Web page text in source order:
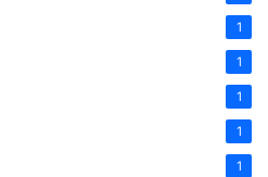
1
1
1
1
1